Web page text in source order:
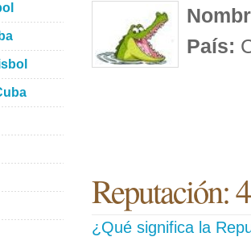
País:
Reputación:
¿Qué significa la